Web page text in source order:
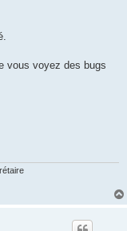
vous voyez des bugs